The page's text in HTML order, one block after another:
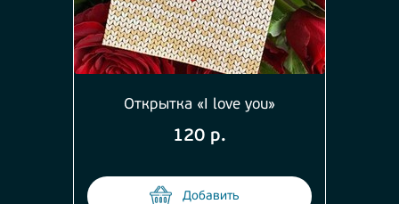
Открытка «I love you»
120 р.
Добавить